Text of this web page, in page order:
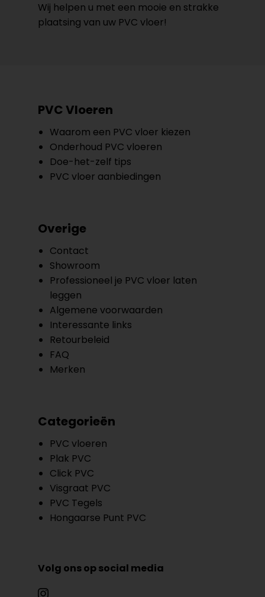
Wij helpen u met een mooie en strakke
plaatsing van uw PVC vloer!
PVC Vloeren
Waarom een PVC vloer kiezen
Onderhoud PVC vloeren
Doe-het-zelf tips
PVC vloer aanbiedingen
Overige
Contact
Showroom
Professioneel je PVC vloer laten
leggen
Algemene voorwaarden
Interessante links
Retourbeleid
FAQ
Merken
Categorieën
PVC vloeren
Plak PVC
Click PVC
Visgraat PVC
PVC Tegels
Hongaarse Punt PVC
Volg ons op social media